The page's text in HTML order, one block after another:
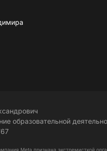
образовательной
Meta признана экстремисткой